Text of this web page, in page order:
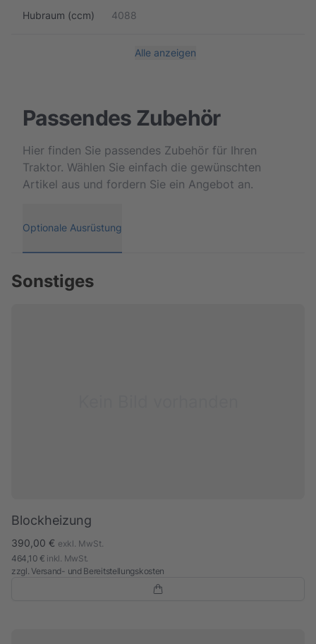
Hubraum (ccm) 4088
Alle anzeigen
Passendes Zubehör
Hier finden Sie passendes Zubehör für Ihren
Traktor. Wählen Sie einfach die gewünschten
Artikel aus und fordern Sie ein Angebot an.
Optionale Ausrüstung
Sonstiges
Blockheizung
390,00 € exkl. MwSt.
464,10 € inkl. MwSt.
zzgl.Versand- und Bereitstellungskosten